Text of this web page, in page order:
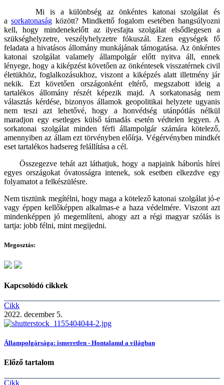
Mi is a különbség az önkéntes katonai szolgálat és
a sorkatonaság között? Mindkettő fogalom esetében hangsúlyozni
kell, hogy mindenekelőtt az ilyesfajta szolgálat elsődlegesen a
szükséghelyzetre, veszélyhelyzetre fókuszál. Ezen egységek fő
feladata a hivatásos állomány munkájának támogatása. Az önkéntes
katonai szolgálat valamely állampolgár előtt nyitva áll, ennek
lényege, hogy a kiképzést követően az önkéntesek visszatérnek civil
életükhöz, foglalkozásukhoz, viszont a kiképzés alatt illetmény jár
nekik. Ezt követően országonként eltérő, megszabott ideig a
tartalékos állomány részét képezik majd. A sorkatonaság nem
választás kérdése, bizonyos államok geopolitikai helyzete ugyanis
nem teszi azt lehetővé, hogy a honvédség utánpótlás nélkül
maradjon egy esetleges külső támadás esetén védtelen legyen. A
sorkatonai szolgálat minden férfi állampolgár számára kötelező,
amennyiben az állam ezt törvényben előírja. Végérvényben mindkét
eset tartalékos hadsereg felállítása a cél.
Összegezve tehát azt láthatjuk, hogy a napjaink háborús hírei
egyes országokat óvatosságra intenek, sok esetben elkezdve egy
folyamatot a felkészülésre.
Nem tisztünk megítélni, hogy maga a kötelező katonai szolgálat jó-e
vagy éppen kellőképpen alkalmas-e a haza védelmére. Viszont azt
mindenképpen jó megemlíteni, ahogy azt a régi magyar szólás is
tartja: jobb félni, mint megijedni.
Megosztás:
Kapcsolódó cikkek
Cikk
2022. december 5.
Állampolgársága: ismeretlen - Hontalanul a világban
Előző tartalom
Cikk